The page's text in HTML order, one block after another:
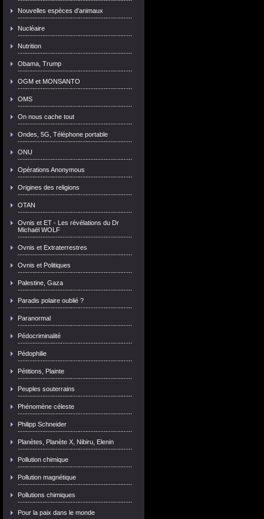
Nouvelles espèces d'animaux
Nucléaire
Nutrition
Obama, Trump
OGM et MONSANTO
OMS
On nous cache tout
Ondes, 5G, Téléphone portable
ONU
Opérations Anonymous
Origines des religions
OTAN
Ovnis et ET - Les révélations du Dr
Michaël WOLF
Ovnis et Extraterrestres
Ovnis et Politiques
Palestine, Gaza
Paradis polaire oublié ?
Paranormal
Pédocriminalité
Pédophilie
Pétitions, Plainte
Peuples souterrains
Phénomène céleste
Philipp Schneider
Planètes, Planète X, Nibiru, Elenin
Pollution chimique
Pollution magnétique
Pollutions chimiques
Pour la paix dans le monde